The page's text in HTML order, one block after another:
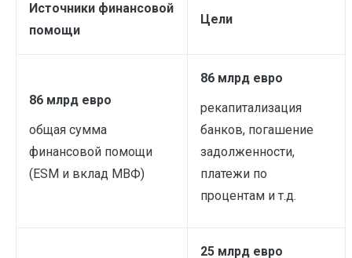
Источники финансовой
помощи
Цели
86 млрд евро
общая сумма
финансовой помощи
(ESM и вклад МВФ)
86 млрд евро
рекапитализация
банков, погашение
задолженности,
платежи по
процентам и т.д.
25 млрд евро